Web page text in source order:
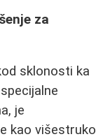
za
sklonosti ka
je
kao višestruko